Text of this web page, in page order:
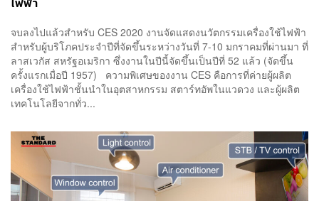
จบลงไปแล้วสำหรับ CES 2020 งานจัดแสดงนวัตกรรมเครื่องใช้ไฟฟ้า
สำหรับผู้บริโภคประจำปีที่จัดขึ้นระหว่างวันที่ 7-10 มกราคมที่ผ่านมา ที่
ลาสเวกัส สหรัฐอเมริกา ซึ่งงานในปีนี้จัดขึ้นเป็นปีที่ 52 แล้ว (จัดขึ้น
ครั้งแรกเมื่อปี 1957) ความพิเศษของงาน CES คือการที่ค่ายผู้ผลิต
เครื่องใช้ไฟฟ้าชั้นนำในอุตสาหกรรม สตาร์ทอัพในแวดวง และผู้ผลิต
เทคโนโลยีจากทั่ว...